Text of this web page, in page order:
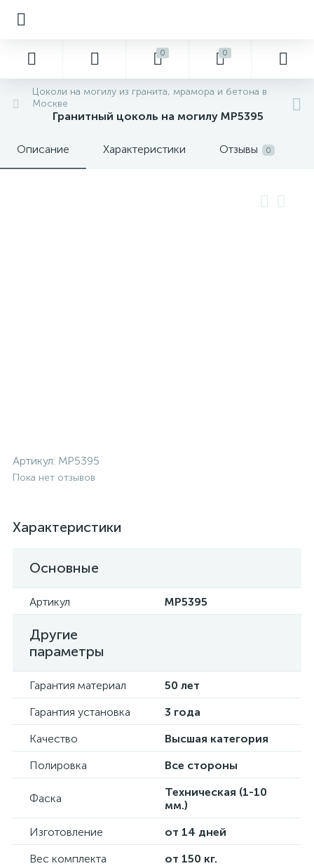
0 0
Цоколи на могилу из гранита, мрамора и бетона в
Москве
Гранитный цоколь на могилу MP5395
Описание Характеристики Отзывы 0
Артикул: MP5395
Пока нет отзывов
Характеристики
Основные
Артикул MP5395
Другие
параметры
Гарантия материал
50 лет
Гарантия установка
3 года
Качество
Высшая категория
Полировка
Все стороны
Фаска
Техническая (1-10
мм.)
Изготовление
от 14 дней
Вес комплекта
от 150 кг.